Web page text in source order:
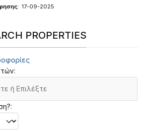
: 17-09-2025
PROPERTIES